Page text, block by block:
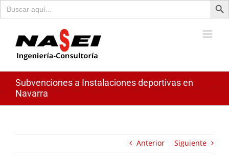
Buscar:
contenido
Subvenciones a Instalaciones deportivas en
Navarra
Anterior Siguiente